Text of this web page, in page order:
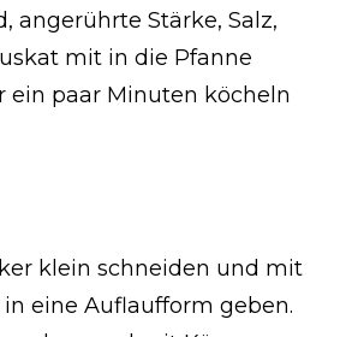
angerührte Stärke, Salz,
mit in die Pfanne
ein paar Minuten köcheln
klein schneiden und mit
eine Auflaufform geben.